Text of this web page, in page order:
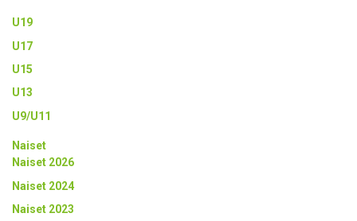
U19
U17
U15
U13
U9/U11
Naiset
Naiset 2026
Naiset 2024
Naiset 2023